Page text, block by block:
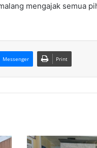
mengajak semua
Messenger Print